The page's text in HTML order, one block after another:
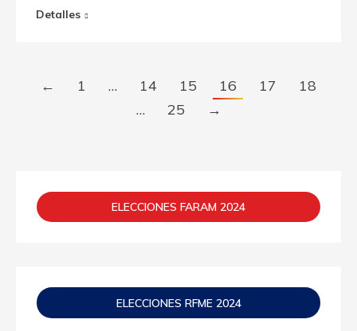
Detalles
← 1 … 14 15 16 17
18
…
25 →
ELECCIONES FARAM 2024
ELECCIONES RFME 2024